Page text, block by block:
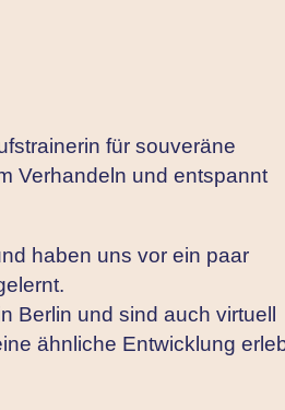
für souveräne
Verhandeln und entspannt
haben uns vor ein paar
Berlin und sind auch virtuell
ähnliche Entwicklung